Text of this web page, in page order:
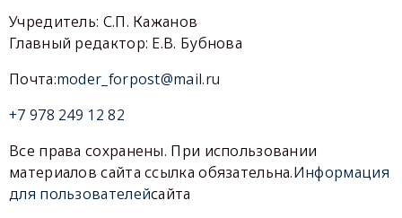
Учредитель: С.П. Кажанов
Главный редактор: Е.В. Бубнова
Почта:moder_forpost@mail.ru
+7 978 249 12 82
Все права сохранены. При использовании
материалов сайта ссылка обязательна.Информация
для пользователейсайта